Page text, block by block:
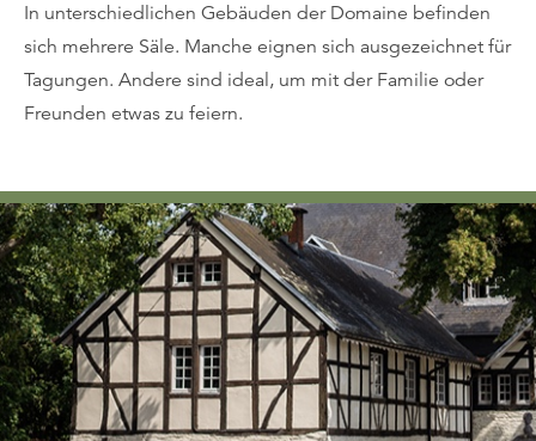
In unterschiedlichen Gebäuden der Domaine befinden
sich mehrere Säle. Manche eignen sich ausgezeichnet für
Tagungen. Andere sind ideal, um mit der Familie oder
Freunden etwas zu feiern.